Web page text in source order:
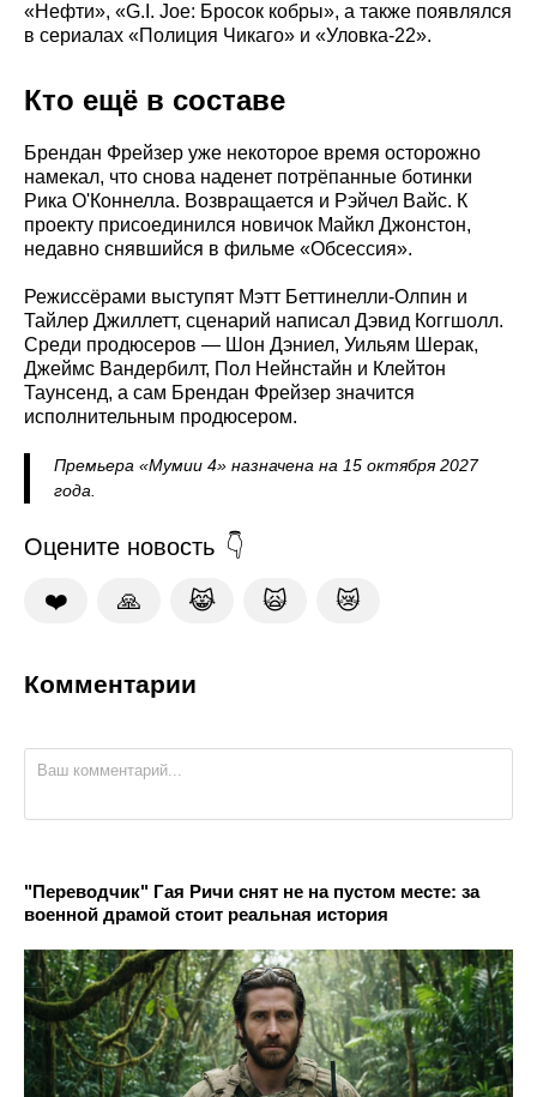
«Нефти», «G.I. Joe: Бросок кобры», а также появлялся
в сериалах «Полиция Чикаго» и «Уловка-22».
Кто ещё в составе
Брендан Фрейзер уже некоторое время осторожно
намекал, что снова наденет потрёпанные ботинки
Рика О'Коннелла. Возвращается и Рэйчел Вайс. К
проекту присоединился новичок Майкл Джонстон,
недавно снявшийся в фильме «Обсессия».
Режиссёрами выступят Мэтт Беттинелли-Олпин и
Тайлер Джиллетт, сценарий написал Дэвид Коггшолл.
Среди продюсеров — Шон Дэниел, Уильям Шерак,
Джеймс Вандербилт, Пол Нейнстайн и Клейтон
Таунсенд, а сам Брендан Фрейзер значится
исполнительным продюсером.
Премьера «Мумии 4» назначена на 15 октября 2027
года.
Оцените новость
❤️ 🙏 😹 🙀 😿
Комментарии
"Переводчик" Гая Ричи снят не на пустом месте: за
военной драмой стоит реальная история